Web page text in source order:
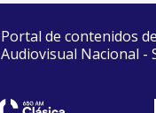
Portal de contenidos
Audiovisual Nacional -